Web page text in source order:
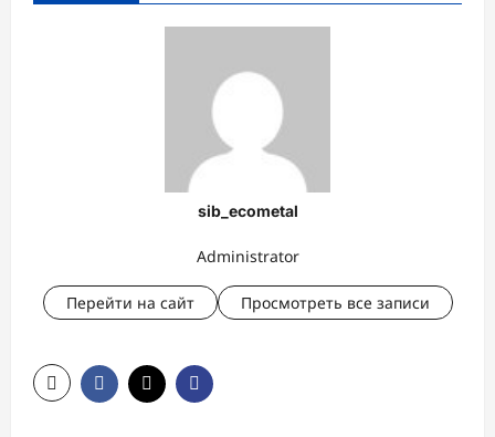
sib_ecometal
Administrator
Перейти на сайт Просмотреть все записи